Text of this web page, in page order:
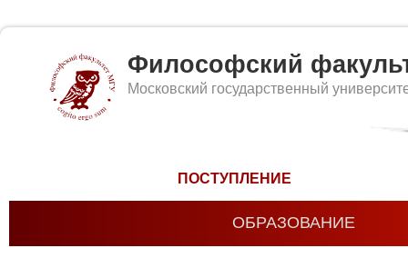
Философский
Московский государственный
ПОСТУПЛЕНИЕ
ОБРАЗОВАНИЕ